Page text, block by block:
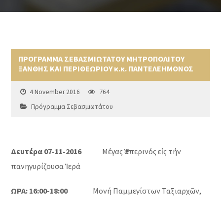
ΠΡΟΓΡΑΜΜΑ ΣΕΒΑΣΜΙΩΤΑΤΟΥ ΜΗΤΡΟΠΟΛΙΤΟΥ
ΞΑΝΘΗΣ ΚΑΙ ΠΕΡΙΘΕΩΡΙΟΥ κ.κ. ΠΑΝΤΕΛΕΗΜΟΝΟΣ
4 November 2016
764
Πρόγραμμα Σεβασμιωτάτου
Δευτέρα 07-11-2016 Μέγας Ἑσπερινός εἰς τήν
πανηγυρίζουσα Ἱερά
ΩΡΑ: 16:00-18:00 Μονή Παμμεγίστων Ταξιαρχῶν,